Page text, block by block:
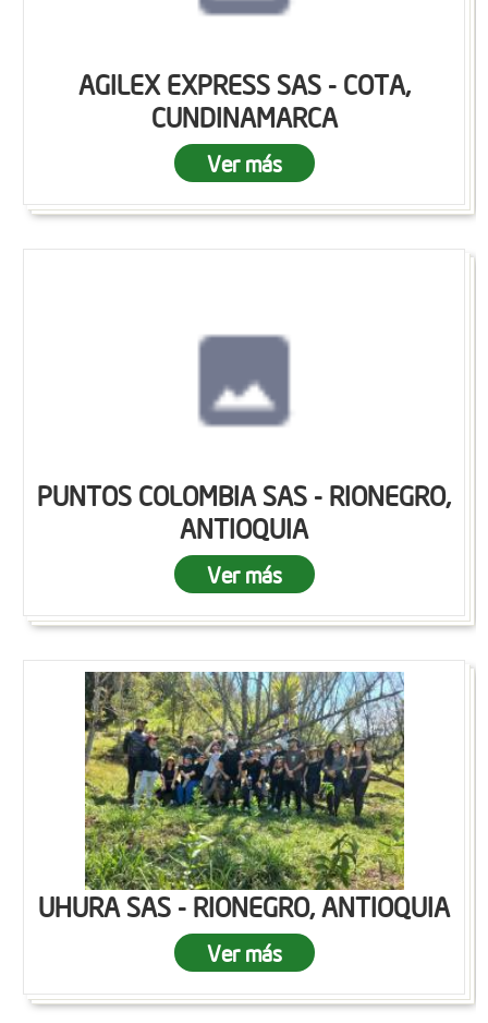
AGILEX EXPRESS SAS - COTA,
CUNDINAMARCA
Ver más
PUNTOS COLOMBIA SAS - RIONEGRO,
ANTIOQUIA
Ver más
UHURA SAS - RIONEGRO, ANTIOQUIA
Ver más